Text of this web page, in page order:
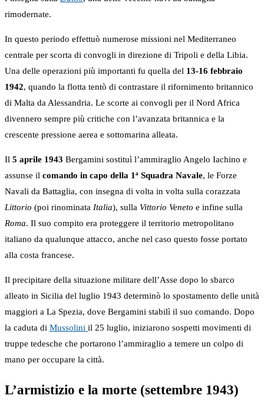
rimodernate.
In questo periodo effettuò numerose missioni nel Mediterraneo
centrale per scorta di convogli in direzione di Tripoli e della Libia.
Una delle operazioni più importanti fu quella del 13-16 febbraio
1942, quando la flotta tentò di contrastare il rifornimento britannico
di Malta da Alessandria. Le scorte ai convogli per il Nord Africa
divennero sempre più critiche con l’avanzata britannica e la
crescente pressione aerea e sottomarina alleata.
Il 5 aprile 1943 Bergamini sostituì l’ammiraglio Angelo Iachino e
assunse il comando in capo della 1ª Squadra Navale, le Forze
Navali da Battaglia, con insegna di volta in volta sulla corazzata
Littorio (poi rinominata Italia), sulla Vittorio Veneto e infine sulla
Roma. Il suo compito era proteggere il territorio metropolitano
italiano da qualunque attacco, anche nel caso questo fosse portato
alla costa francese.
Il precipitare della situazione militare dell’Asse dopo lo sbarco
alleato in Sicilia del luglio 1943 determinò lo spostamento delle unità
maggiori a La Spezia, dove Bergamini stabilì il suo comando. Dopo
la caduta di Mussolini il 25 luglio, iniziarono sospetti movimenti di
truppe tedesche che portarono l’ammiraglio a temere un colpo di
mano per occupare la città.
L’armistizio e la morte (settembre 1943)